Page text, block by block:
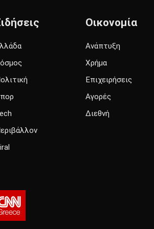
Οικονομία
Ανάπτυξη
Χρήμα
Επιχειρήσεις
Αγορές
Διεθνή